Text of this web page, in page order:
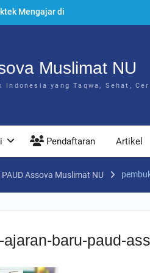
Mengajar di
di PAUD AssovaMuslimat NU
Indonesia yang Taqwa, Sehat,
Pendaftaran Artikel
Assova Muslimat NU
baru-paud-